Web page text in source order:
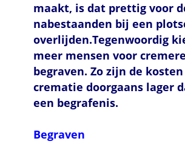
maakt, is dat prettig voor
nabestaanden bij een
overlijden.Tegenwoordig
meer mensen voor
begraven. Zo zijn de
crematie doorgaans lager
een begrafenis.
Begraven